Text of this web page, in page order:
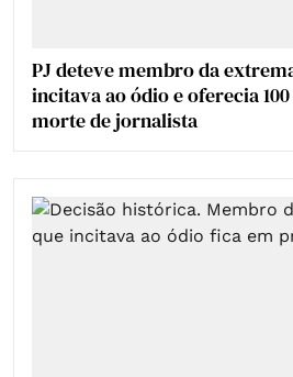
PJ deteve membro da
incitava ao ódio e oferecia
morte de jornalista